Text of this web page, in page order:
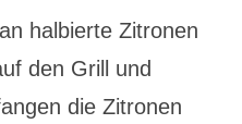
halbierte Zitronen
den Grill und
die Zitronen